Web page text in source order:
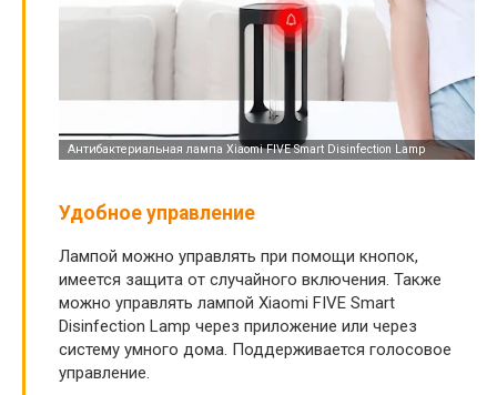
Удобное управление
Лампой можно управлять при помощи кнопок,
имеется защита от случайного включения. Также
можно управлять лампой Xiaomi FIVE Smart
Disinfection Lamp через приложение или через
систему умного дома. Поддерживается голосовое
управление.